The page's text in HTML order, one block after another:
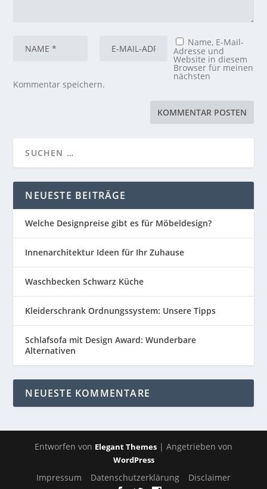
Name, E-Mail-
Adresse und
Website in diesem
Browser für meinen
nächsten
Kommentar speichern.
NEUESTE BEITRÄGE
Welche Designpreise gibt es für Möbeldesign?
Innenarchitektur Ideen für Ihr Zuhause
Waschbecken Schwarz Küche
Kleiderschrank Ordnungssystem: Unsere Tipps
Schlafsofa mit Design Award: Wunderbare
Alternativen
NEUESTE KOMMENTARE
Entworfen von Elegant Themes | Angetrieben von
WordPress
Impressum Datenschutzerklärung Disclaimer